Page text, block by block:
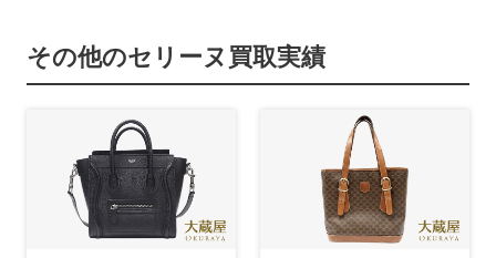
その他のセリーヌ買取実績